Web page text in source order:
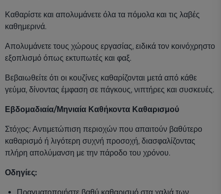
Καθαρίστε και απολυμάνετε όλα τα πόμολα και τις λαβές
καθημερινά.
Απολυμάνετε τους χώρους εργασίας, ειδικά τον κοινόχρηστο
εξοπλισμό όπως εκτυπωτές και φαξ.
Βεβαιωθείτε ότι οι κουζίνες καθαρίζονται μετά από κάθε
γεύμα, δίνοντας έμφαση σε πάγκους, νιπτήρες και συσκευές.
Εβδομαδιαία/Μηνιαία Καθήκοντα Καθαρισμού
Στόχος: Αντιμετώπιση περιοχών που απαιτούν βαθύτερο
καθαρισμό ή λιγότερη συχνή προσοχή, διασφαλίζοντας
πλήρη απολύμανση με την πάροδο του χρόνου.
Οδηγίες: